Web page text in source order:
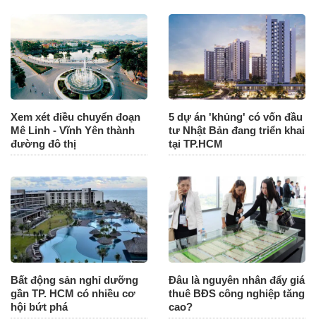
Xem xét điều chuyển đoạn
Mê Linh - Vĩnh Yên thành
đường đô thị
5 dự án 'khủng' có vốn đầu
tư Nhật Bản đang triển khai
tại TP.HCM
Bất động sản nghỉ dưỡng
gần TP. HCM có nhiều cơ
hội bứt phá
Đâu là nguyên nhân đẩy giá
thuê BĐS công nghiệp tăng
cao?